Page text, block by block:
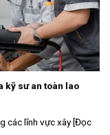
kỹ sư an toàn lao
các lĩnh vực xây [Đọc